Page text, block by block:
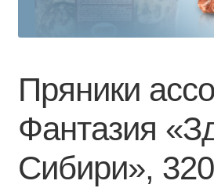
Пряники
Фантазия
Сибири»,